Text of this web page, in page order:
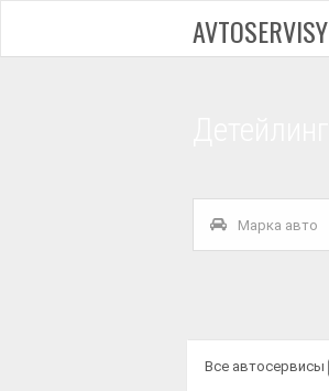
AVTOSERVISY
Марка авто
Все автосервисы